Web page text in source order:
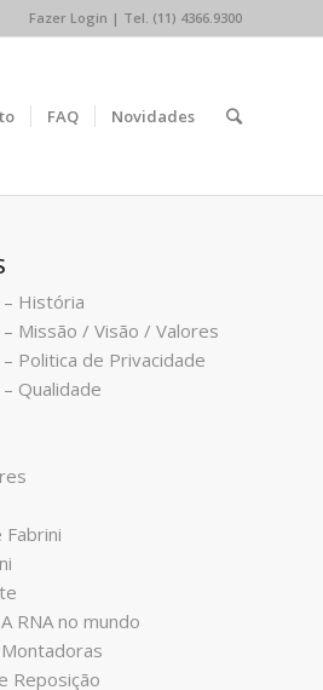
Fazer Login | Tel. (11) 4366.9300
FAQ Novidades
História
Missão / Visão / Valores
Politica de Privacidade
Qualidade
RNA no mundo
Reposição